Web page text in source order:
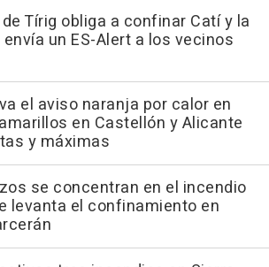
Tírig obliga a confinar Catí y la
un ES-Alert a los vecinos
el aviso naranja por calor en
en Castellón y Alicante
y máximas
se concentran en el incendio
levanta el confinamiento en